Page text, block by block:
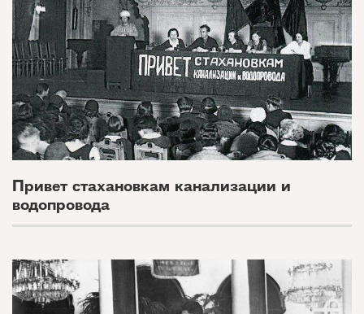
Привет стахановкам канализации и
водопровода